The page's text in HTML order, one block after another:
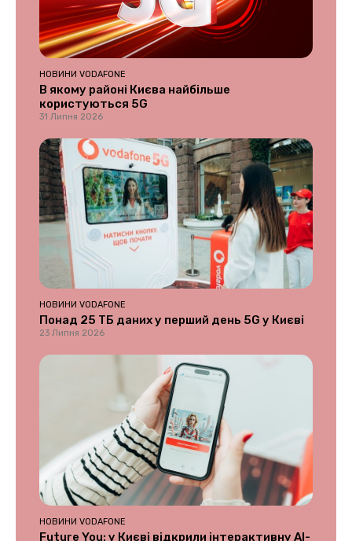
НОВИНИ VODAFONE
В якому районі Києва найбільше
користуються 5G
31 Липня 2026
НОВИНИ VODAFONE
Понад 25 ТБ даних у перший день 5G у Києві
23 Липня 2026
НОВИНИ VODAFONE
Future You: у Києві відкрили інтерактивну AI-